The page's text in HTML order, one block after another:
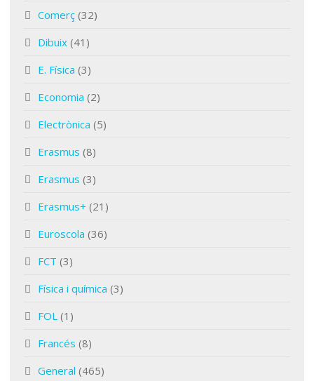
Comerç (32)
Dibuix (41)
E. Física (3)
Economia (2)
Electrònica (5)
Erasmus (8)
Erasmus (3)
Erasmus+ (21)
Euroscola (36)
FCT (3)
Física i química (3)
FOL (1)
Francés (8)
General (465)